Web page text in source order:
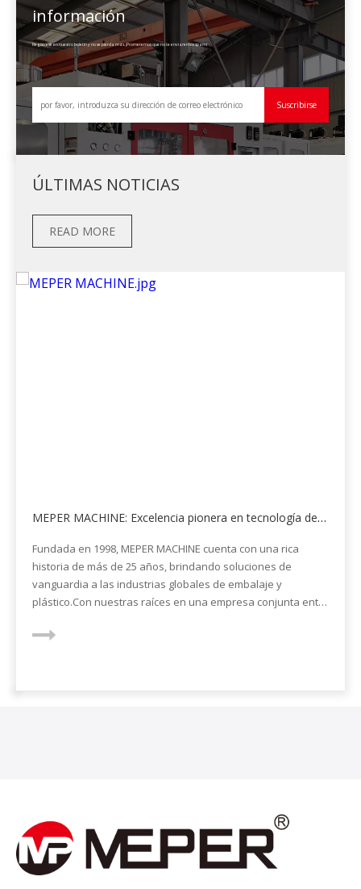
información
Regístrese en nuestro boletín y no se pierda más. ¡Prometemos que no te enviaremos spam!
Suscribirse
ÚLTIMAS NOTICIAS
READ MORE
¿Cómo se combina la coextrusión con sus materias
La coextrusión mejora el rendimiento de la materia
prima.Combina múltiples materiales a la perfección, lo que
garantiza propiedades, resistencia y apariencia óptimas del
producto.Esta sinergia permite a los fabricantes crear
las posibilidades de desarrollo de productos y éxito en el